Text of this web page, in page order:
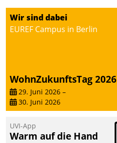
SAP-Systemlandschaft
deutscher
Wohnungsunternehmen
Dienstleisterauftrag.
Wir sind dabei
EUREF Campus in Berlin
WohnZukunftsTag 2026
29. Juni 2026 –
30. Juni 2026
UVI-App
Warm auf die Hand